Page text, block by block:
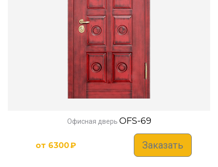
Офисная дверь OFS-69
от 6300₽ Заказать